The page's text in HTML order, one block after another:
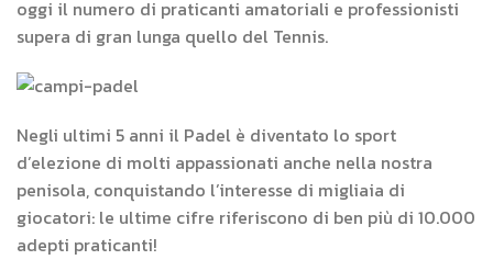
oggi il numero di praticanti amatoriali e professionisti
supera di gran lunga quello del Tennis.
Negli ultimi 5 anni il Padel è diventato lo sport
d’elezione di molti appassionati anche nella nostra
penisola, conquistando l’interesse di migliaia di
giocatori: le ultime cifre riferiscono di ben più di 10.000
adepti praticanti!